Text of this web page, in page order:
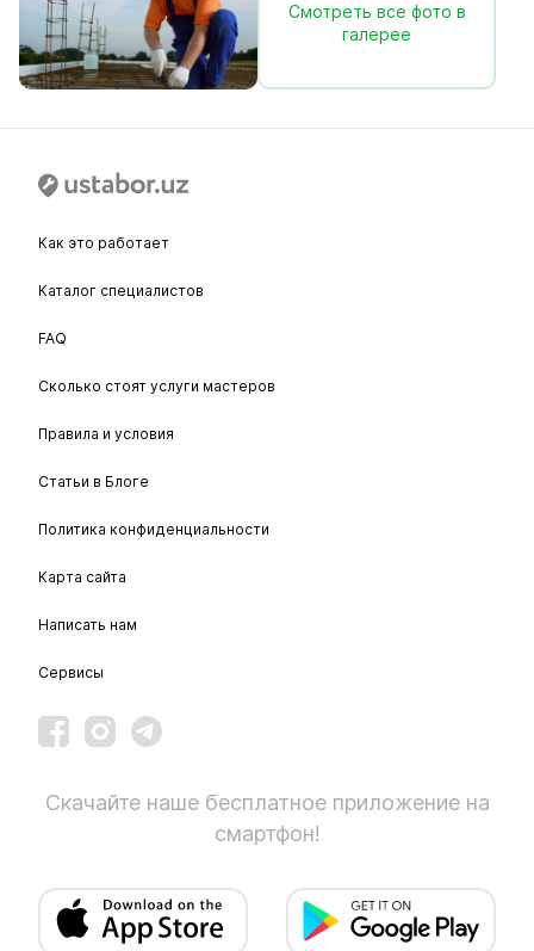
Смотреть все фото в
галерее
Как это работает
Каталог специалистов
FAQ
Сколько стоят услуги мастеров
Правила и условия
Статьи в Блоге
Политика конфиденциальности
Карта сайта
Написать нам
Сервисы
Скачайте наше бесплатное приложение на
смартфон!